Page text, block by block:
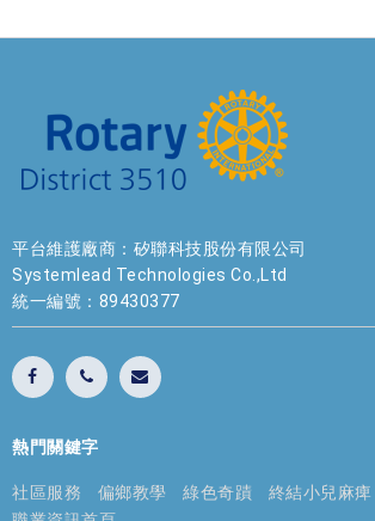
平台維護廠商：矽聯科技股份有限公司
Systemlead Technologies Co.,Ltd
統一編號：89430377
熱門關鍵字
社區服務 偏鄉教學 綠色奇蹟 終結小兒麻痺